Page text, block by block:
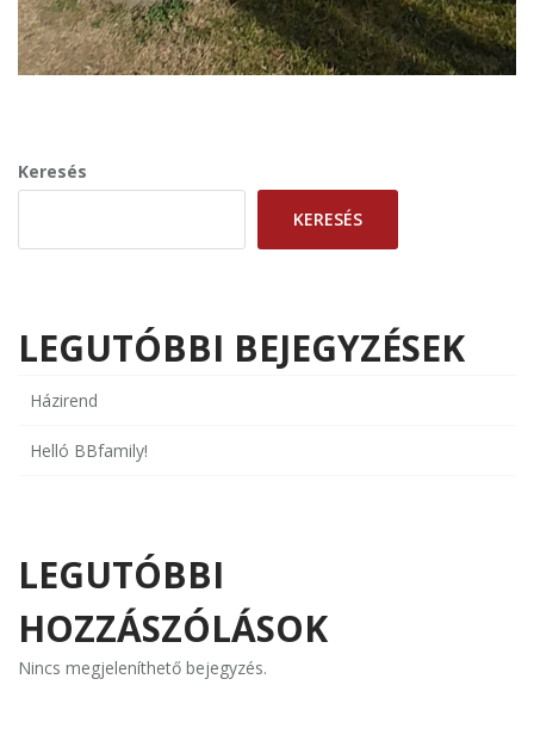
Keresés
KERESÉS
LEGUTÓBBI BEJEGYZÉSEK
Házirend
Helló BBfamily!
LEGUTÓBBI
HOZZÁSZÓLÁSOK
Nincs megjeleníthető bejegyzés.